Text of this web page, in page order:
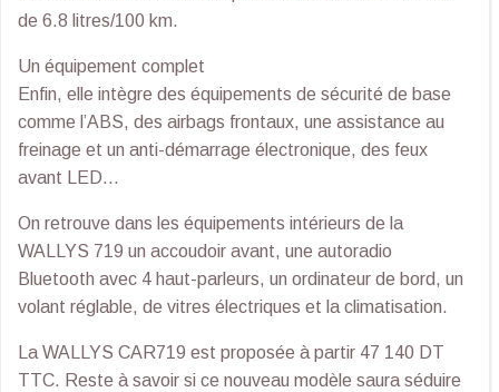
de 6.8 litres/100 km.
Un équipement complet
Enfin, elle intègre des équipements de sécurité de base
comme l’ABS, des airbags frontaux, une assistance au
freinage et un anti-démarrage électronique, des feux
avant LED…
On retrouve dans les équipements intérieurs de la
WALLYS 719 un accoudoir avant, une autoradio
Bluetooth avec 4 haut-parleurs, un ordinateur de bord, un
volant réglable, de vitres électriques et la climatisation.
La WALLYS CAR719 est proposée à partir 47 140 DT
TTC. Reste à savoir si ce nouveau modèle saura séduire